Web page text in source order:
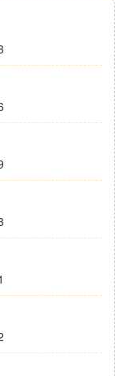
,可以設置隱
材管理」
輯多種元素，
「音樂」，然
能搜索到騰訊
里了，如圖。
上傳自己的音
上傳。
、wma、wa
長不超過30
下就可以了。
。